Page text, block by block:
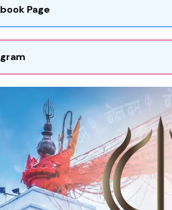
Page